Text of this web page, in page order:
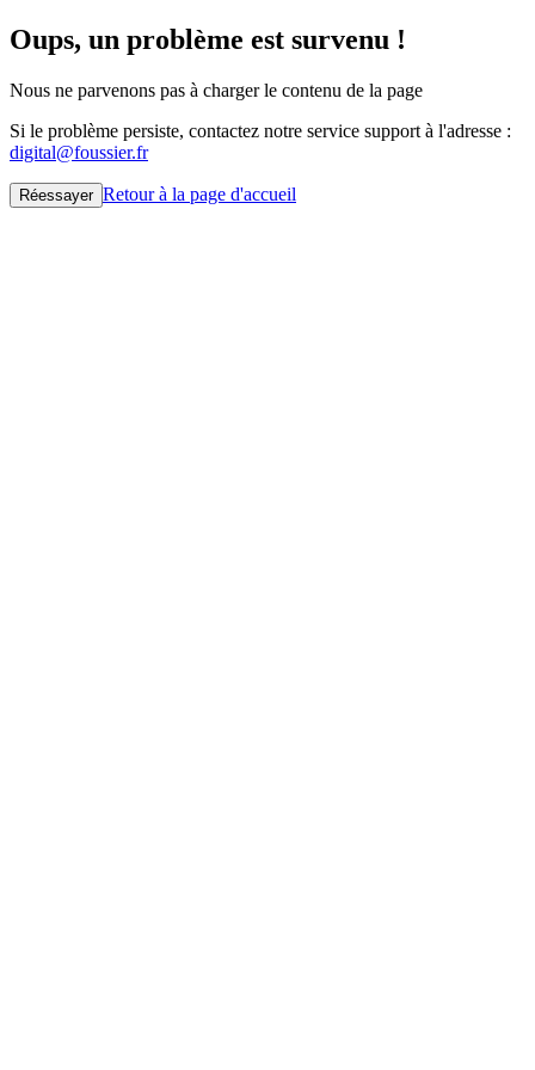
Oups, un problème est survenu !
Nous ne parvenons pas à charger le contenu de la page
Si le problème persiste, contactez notre service support à l'adresse :
digital@foussier.fr
Réessayer Retour à la page d'accueil